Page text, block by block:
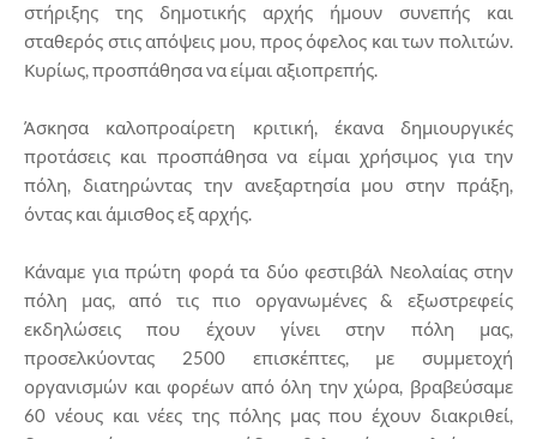
στήριξης της δημοτικής αρχής ήμουν συνεπής και
σταθερός στις απόψεις μου, προς όφελος και των πολιτών.
Κυρίως, προσπάθησα να είμαι αξιοπρεπής.
Άσκησα καλοπροαίρετη κριτική, έκανα δημιουργικές
προτάσεις και προσπάθησα να είμαι χρήσιμος για την
πόλη, διατηρώντας την ανεξαρτησία μου στην πράξη,
όντας και άμισθος εξ αρχής.
Κάναμε για πρώτη φορά τα δύο φεστιβάλ Νεολαίας στην
πόλη μας, από τις πιο οργανωμένες & εξωστρεφείς
εκδηλώσεις που έχουν γίνει στην πόλη μας,
προσελκύοντας 2500 επισκέπτες, με συμμετοχή
οργανισμών και φορέων από όλη την χώρα, βραβεύσαμε
60 νέους και νέες της πόλης μας που έχουν διακριθεί,